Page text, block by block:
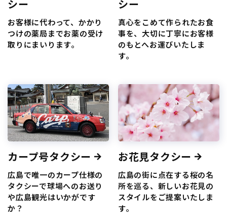
シー
お客様に代わって、かかり
つけの薬局までお薬の受け
取りにまいります。
シー
真心をこめて作られたお食
事を、大切に丁寧にお客様
のもとへお運びいたしま
す。
カープ号タクシー
広島で唯一のカープ仕様の
タクシーで球場へのお送り
や広島観光はいかがです
か？
お花見タクシー
広島の街に点在する桜の名
所を巡る、新しいお花見の
スタイルをご提案いたしま
す。